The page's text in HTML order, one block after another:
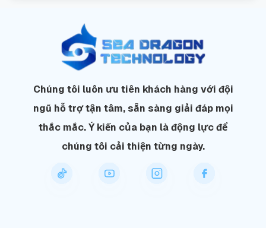
Chúng tôi luôn ưu tiên khách hàng với đội
ngũ hỗ trợ tận tâm, sẵn sàng giải đáp mọi
thắc mắc. Ý kiến của bạn là động lực để
chúng tôi cải thiện từng ngày.